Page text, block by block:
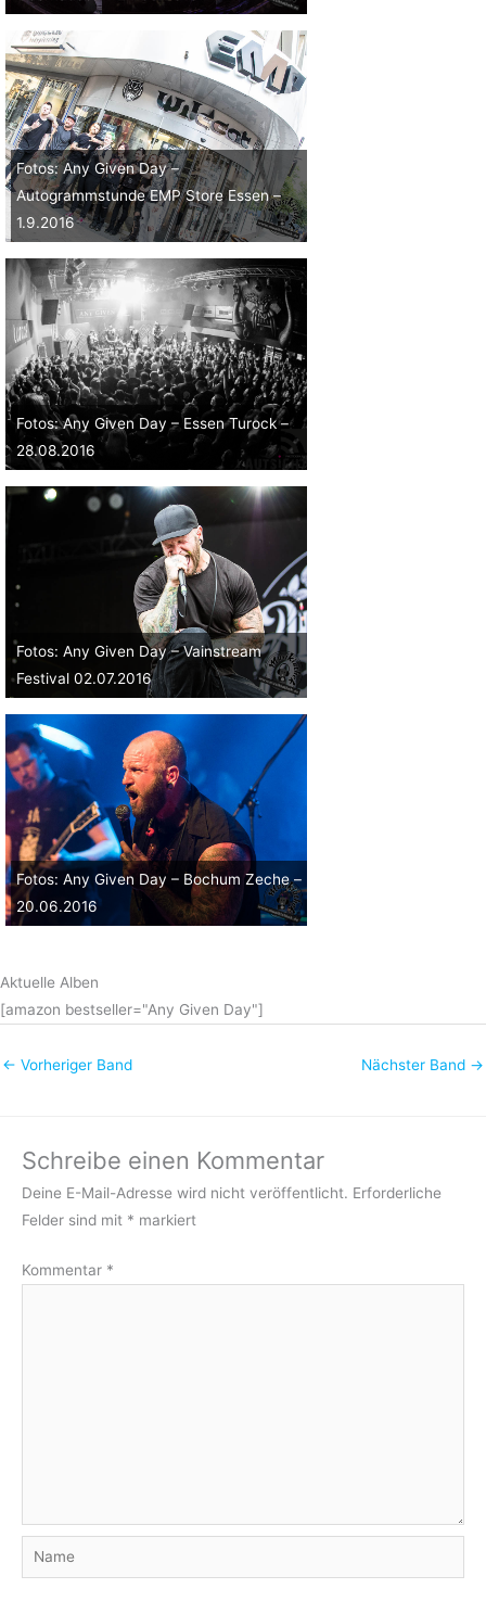
Fotos: Any Given Day –
Autogrammstunde EMP Store Essen –
1.9.2016
Fotos: Any Given Day – Essen Turock –
28.08.2016
Fotos: Any Given Day – Vainstream
Festival 02.07.2016
Fotos: Any Given Day – Bochum Zeche –
20.06.2016
Aktuelle Alben
[amazon bestseller="Any Given Day"]
← Vorheriger Band Nächster Band →
Schreibe einen Kommentar
Deine E-Mail-Adresse wird nicht veröffentlicht. Erforderliche
Felder sind mit * markiert
Kommentar *
Name